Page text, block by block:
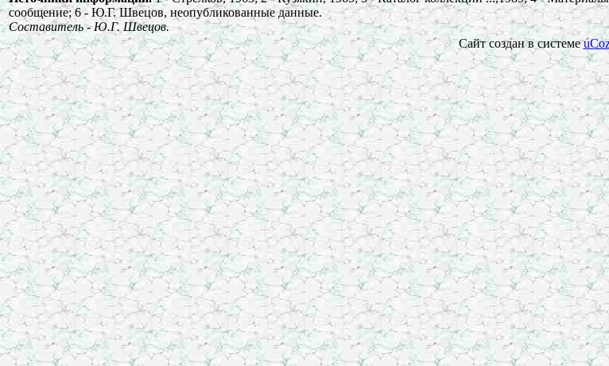
сообщение; 6 - Ю.Г. Швецов, неопубликованные данные.
Составитель - Ю.Г. Швецов.
Сайт создан в системе